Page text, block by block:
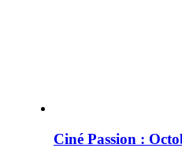
Ciné Passion :